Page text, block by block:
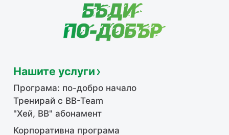
Нашите услуги
Програма: по-добро начало
Тренирай с BB-Team
"Хей, ВВ" абонамент
Корпоративна програма